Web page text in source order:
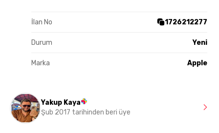
İlan No 1726212277
Durum Yeni
Marka Apple
Yakup Kaya
Şub 2017 tarihinden beri üye